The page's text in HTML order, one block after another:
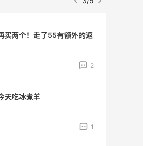
买两个！走了55有额外的返
2
天吃冰煮羊
1